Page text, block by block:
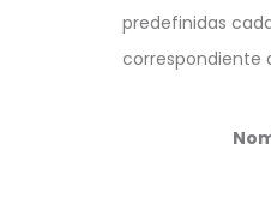
predefinidas
correspondiente